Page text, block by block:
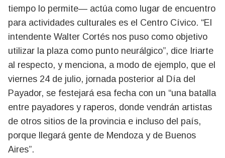
tiempo lo permite— actúa como lugar de encuentro
para actividades culturales es el Centro Cívico. “El
intendente Walter Cortés nos puso como objetivo
utilizar la plaza como punto neurálgico”, dice Iriarte
al respecto, y menciona, a modo de ejemplo, que el
viernes 24 de julio, jornada posterior al Día del
Payador, se festejará esa fecha con un “una batalla
entre payadores y raperos, donde vendrán artistas
de otros sitios de la provincia e incluso del país,
porque llegará gente de Mendoza y de Buenos
Aires”.